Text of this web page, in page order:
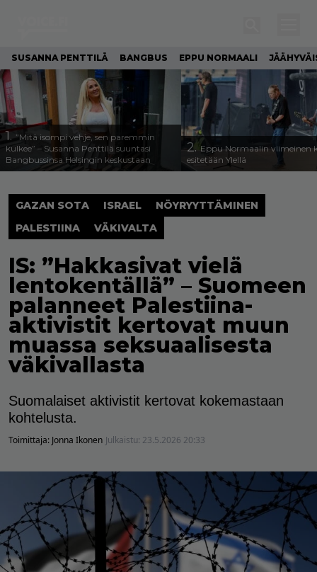
SUSANNA PENTTILÄ BANGBUS EPPU NORMAALI
1.”Mitä isompi vehje, sen paremmin
kulkee” – Susanna Penttilä suuntasi
Bangbussinsa Helsingin keskustaan
2. Eppu Normaalin viimeinen
esitetään Ylellä
GAZAN SOTA ISRAEL
NÖYRYYTTÄMINEN
PALESTIINA
VÄKIVALTA
IS: ”Hakkasivat vielä
lentokentällä” – Suomeen
palanneet Palestiina-
aktivistit kertovat muun
muassa seksuaalisesta
väkivallasta
Suomalaiset aktivistit kertovat kokemastaan
kohtelusta.
Toimittaja: Jonna Ikonen Julkaistu: 23.5.2026 20:33